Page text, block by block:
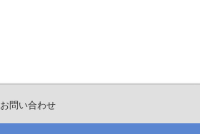
お問い合わせ